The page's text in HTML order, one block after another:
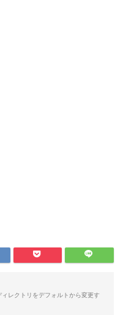
レクトリをデフォルトから変更す